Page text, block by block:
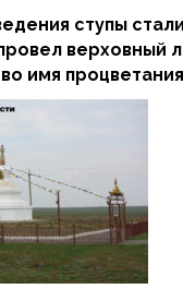
ступы
верховный
имя